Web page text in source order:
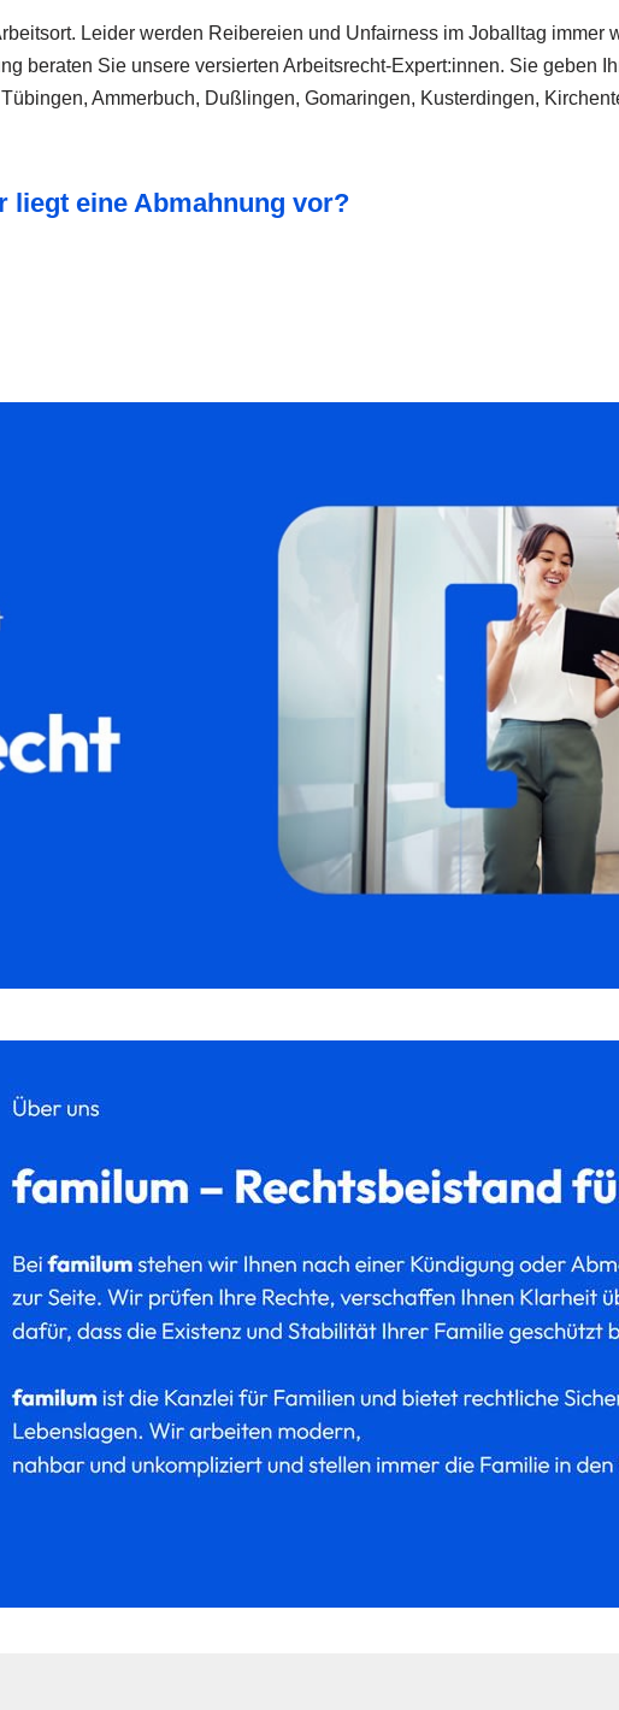
Leider werden Reibereien und Unfairness im Joballtag immer
beraten Sie unsere versierten Arbeitsrecht-Expert:innen. Sie geben
Ammerbuch, Dußlingen, Gomaringen, Kusterdingen,
liegt eine Abmahnung vor?